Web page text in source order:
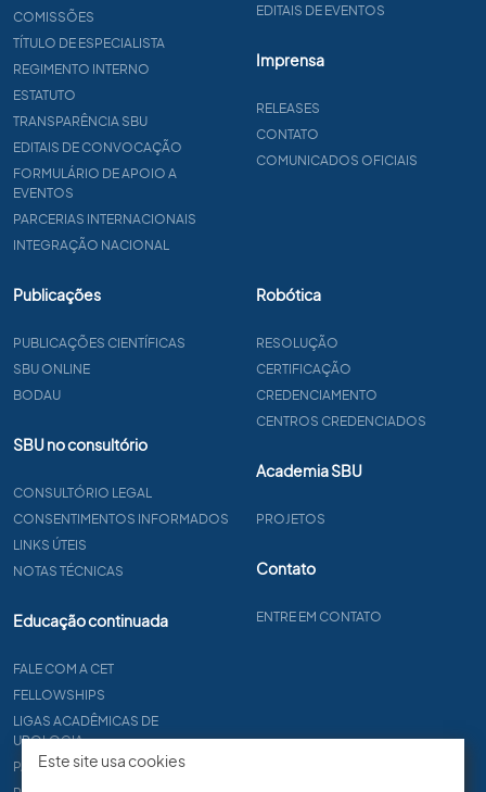
COMISSÕES
TÍTULO DE ESPECIALISTA
REGIMENTO INTERNO
ESTATUTO
TRANSPARÊNCIA SBU
EDITAIS DE CONVOCAÇÃO
FORMULÁRIO DE APOIO A
EVENTOS
PARCERIAS INTERNACIONAIS
INTEGRAÇÃO NACIONAL
EDITAIS DE EVENTOS
Imprensa
RELEASES
CONTATO
COMUNICADOS OFICIAIS
Publicações
PUBLICAÇÕES CIENTÍFICAS
SBU ONLINE
BODAU
SBU no consultório
CONSULTÓRIO LEGAL
CONSENTIMENTOS INFORMADOS
LINKS ÚTEIS
NOTAS TÉCNICAS
Educação continuada
FALE COM A CET
FELLOWSHIPS
LIGAS ACADÊMICAS DE
UROLOGIA
PAPER
Robótica
RESOLUÇÃO
CERTIFICAÇÃO
CREDENCIAMENTO
CENTROS CREDENCIADOS
Academia SBU
PROJETOS
Contato
ENTRE EM CONTATO
Este site usa cookies